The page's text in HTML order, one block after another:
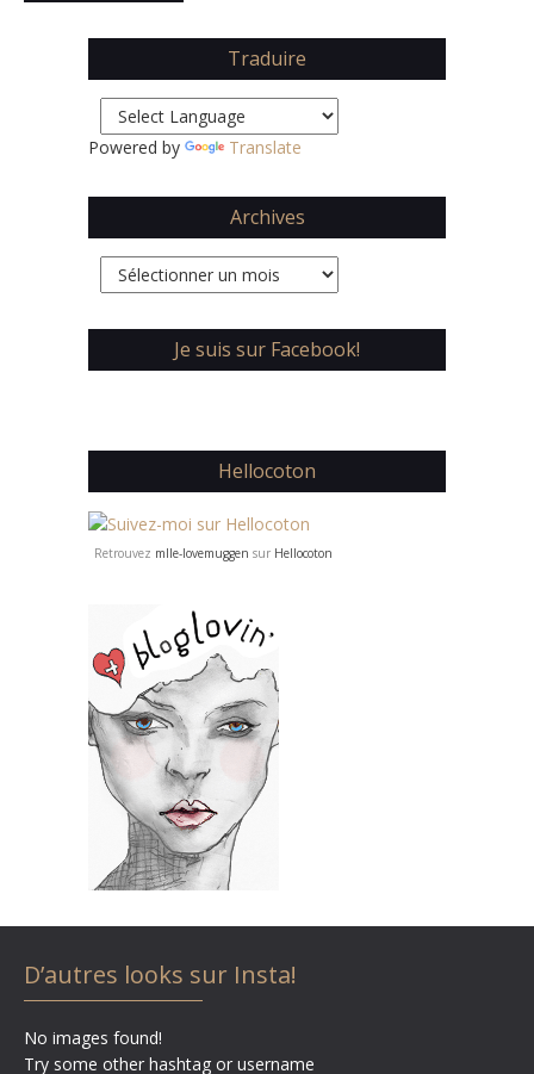
Traduire
Powered by Translate
Archives
Archives
Je suis sur Facebook!
Hellocoton
Retrouvez mlle-lovemuggen sur Hellocoton
D’autres looks sur Insta!
No images found!
Try some other hashtag or username